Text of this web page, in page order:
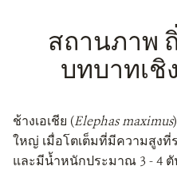
สถานภาพ
บทบาทเชิ
ช้างเอเชีย (Elephas maximus)
ใหญ่ เมื่อโตเต็มที่มีความสูงที่
และมีน้ำหนักประมาณ 3 - 4